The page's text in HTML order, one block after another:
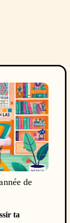
de
ta